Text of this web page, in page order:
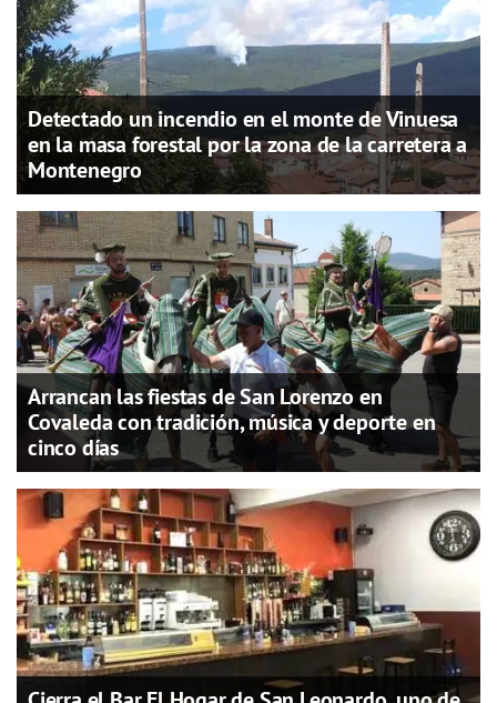
Detectado un incendio en el monte de Vinuesa
en la masa forestal por la zona de la carretera a
Montenegro
Arrancan las fiestas de San Lorenzo en
Covaleda con tradición, música y deporte en
cinco días